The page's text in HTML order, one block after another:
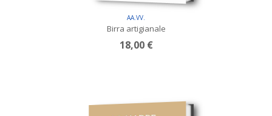
AA.VV.
Birra artigianale
18,00 €